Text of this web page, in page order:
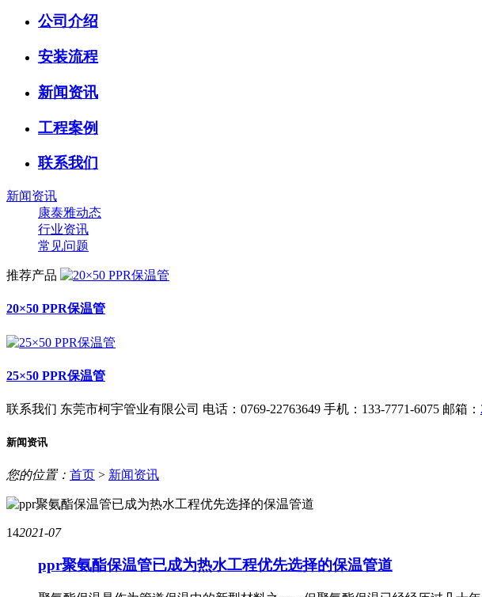
公司介绍
安装流程
新闻资讯
工程案例
联系我们
新闻资讯
康泰雅动态
行业资讯
常见问题
推荐产品
20×50 PPR保温管
25×50 PPR保温管
联系我们 东莞市柯宇管业有限公司 电话：0769-22763649 手机：133-7771-6075 邮箱：
新闻资讯
您的位置： 首页 > 新闻资讯
142021-07
ppr聚氨酯保温管已成为热水工程优先选择的保温管道